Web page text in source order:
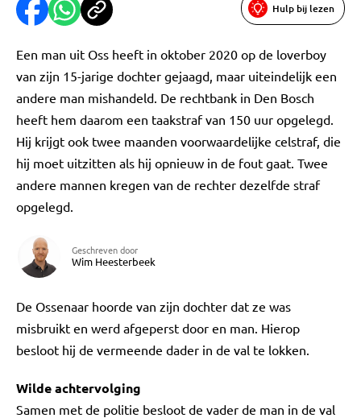
Hulp bij lezen
Een man uit Oss heeft in oktober 2020 op de loverboy
van zijn 15-jarige dochter gejaagd, maar uiteindelijk een
andere man mishandeld. De rechtbank in Den Bosch
heeft hem daarom een taakstraf van 150 uur opgelegd.
Hij krijgt ook twee maanden voorwaardelijke celstraf, die
hij moet uitzitten als hij opnieuw in de fout gaat. Twee
andere mannen kregen van de rechter dezelfde straf
opgelegd.
Geschreven door
Wim Heesterbeek
De Ossenaar hoorde van zijn dochter dat ze was
misbruikt en werd afgeperst door en man. Hierop
besloot hij de vermeende dader in de val te lokken.
Wilde achtervolging
Samen met de politie besloot de vader de man in de val